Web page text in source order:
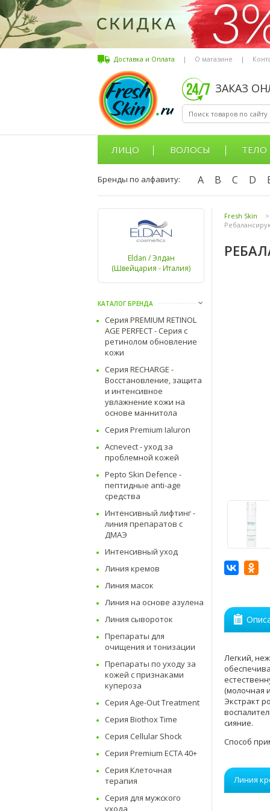
Доставка и Оплата | О магазине |
ЗАКАЗ
ЛИЦО ВОЛОСЫ ТЕЛО
Бренды по алфавиту: A B C D
Eldan / Элдан
(Швейцария - Италия)
КАТАЛОГ БРЕНДА
Серия PREMIUM RETINOL
AGE PERFECT - Серия с
ретинолом обновление
кожи
Серия RECHARGE -
Восстановление, защита
и интенсивное
увлажнение кожи на
основе маннитола
Серия Premium Ialuron
Acnevect - уход за
проблемной кожей
Pepto Skin Defence -
пептидные anti-age
средства
Интенсивный лифтинг -
линия препаратов с
ДМАЭ
Интенсивный уход
Линия кремов
Линия масок
Линия на основе азулена
Линия сывороток
Препараты для
очищения и тонизации
Препараты по уходу за
кожей с признаками
купероза
Серия Age-Out Treatment
Серия Biothox Time
Серия Cellular Shock
Серия Premium ECTA 40+
Серия Клеточная
терапия
Серия для мужского
ухода
Fresh Skin >
Легкий,
(молочная
Экстракт
сияние.
Способ
Линия